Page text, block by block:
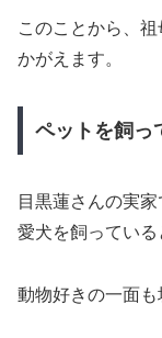
このことから、
かがえます。
ペットを飼っ
目黒蓮さんの実
愛犬を飼っている
動物好きの一面も